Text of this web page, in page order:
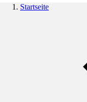
Startseite